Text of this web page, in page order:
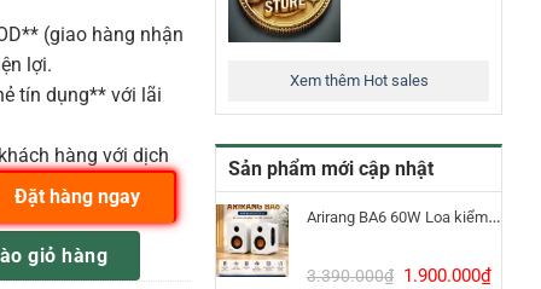
Xem thêm Hot sales
Sản phẩm mới cập nhật
Arirang BA6 60W Loa kiểm âm Bluetooth 5.3
3.390.000₫ Giá
1.900.000₫Giá
(giao hàng nhận
lợi.
tín dụng** với lãi
hàng với dịch
Klark Teknik số lượng
giỏ hàng
Đặt hàng ngay